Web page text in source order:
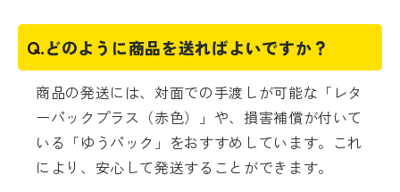
Q.どのように商品を送ればよいですか？
商品の発送には、対面での手渡しが可能な「レタ
ーパックプラス（赤色）」や、損害補償が付いて
いる「ゆうパック」をおすすめしています。これ
により、安心して発送することができます。